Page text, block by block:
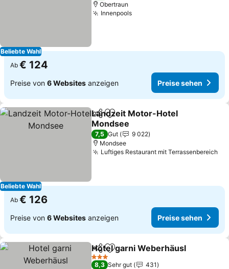
Beliebte Wahl
Obertraun
InnenpoolsPreise sehen
Ab € 124
Preise von 6 Websites anzeigen Preise sehen
Beliebte Wahl
TeilenZu Favoriten hinzufügen
Landzeit Motor-Hotel
Mondsee
Preise sehen
7,5 Gut
9 022
Mondsee
Luftiges Restaurant mit Terrassenbereich
Ab € 126
Preise von 6 Websites anzeigen Preise sehen
TeilenZu Favoriten hinzufügen
Hotel garni Weberhäusl
3 Sterne
8,3 Sehr gut
431